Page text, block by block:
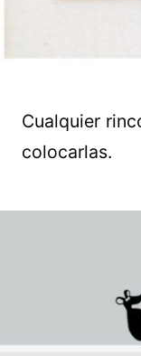
Cualquier
colocarlas.